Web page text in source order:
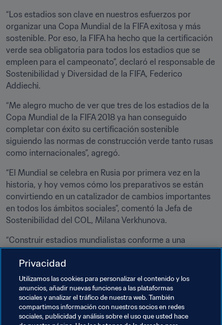
“Los estadios son clave en nuestros esfuerzos por
organizar una Copa Mundial de la FIFA exitosa y más
sostenible. Por eso, la FIFA ha hecho que la certificación
verde sea obligatoria para todos los estadios que se
empleen para el campeonato”, declaró el responsable de
Sostenibilidad y Diversidad de la FIFA, Federico
Addiechi.
“Me alegro mucho de ver que tres de los estadios de la
Copa Mundial de la FIFA 2018 ya han conseguido
completar con éxito su certificación sostenible
siguiendo las normas de construcción verde tanto rusas
como internacionales”, agregó.
“El Mundial se celebra en Rusia por primera vez en la
historia, y hoy vemos cómo los preparativos se están
convirtiendo en un catalizador de cambios importantes
en todos los ámbitos sociales”, comentó la Jefa de
Sostenibilidad del COL, Milana Verkhunova.
“Construir estadios mundialistas conforme a una
campos de fútbol eficientes en materia de recursos,
seguros y cómodos. Asimismo, supondrá que la cultura
del país en concienciación medioambiental alcance un
nuevo nivel en general”.
Privacidad
Utilizamos las cookies para personalizar el contenido y los
anuncios, añadir nuevas funciones a las plataformas
sociales y analizar el tráfico de nuestra web. También
compartimos información con nuestros socios en redes
sociales, publicidad y análisis sobre el uso que usted hace